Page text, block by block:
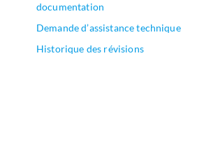
documentation
Demande d’assistance technique
Historique des révisions